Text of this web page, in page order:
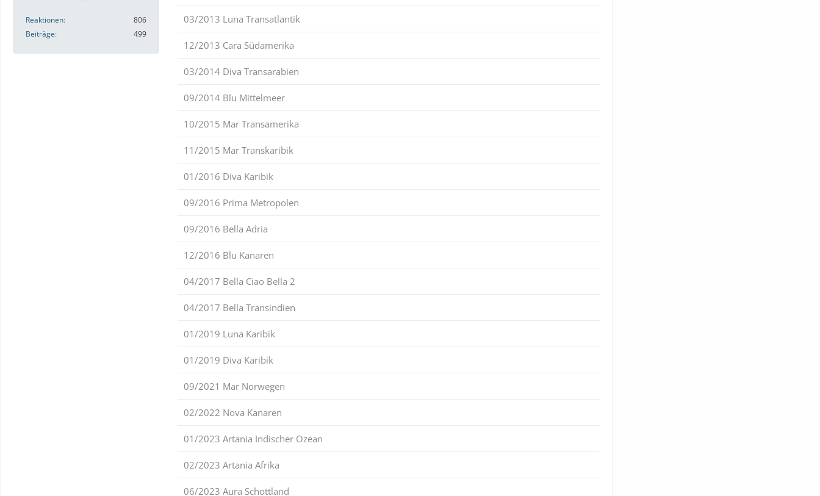
Reaktionen
806
Beiträge
499
03/2013 Luna Transatlantik
12/2013 Cara Südamerika
03/2014 Diva Transarabien
09/2014 Blu Mittelmeer
10/2015 Mar Transamerika
11/2015 Mar Transkaribik
01/2016 Diva Karibik
09/2016 Prima Metropolen
09/2016 Bella Adria
12/2016 Blu Kanaren
04/2017 Bella Ciao Bella 2
04/2017 Bella Transindien
01/2019 Luna Karibik
01/2019 Diva Karibik
09/2021 Mar Norwegen
02/2022 Nova Kanaren
01/2023 Artania Indischer Ozean
02/2023 Artania Afrika
06/2023 Aura Schottland